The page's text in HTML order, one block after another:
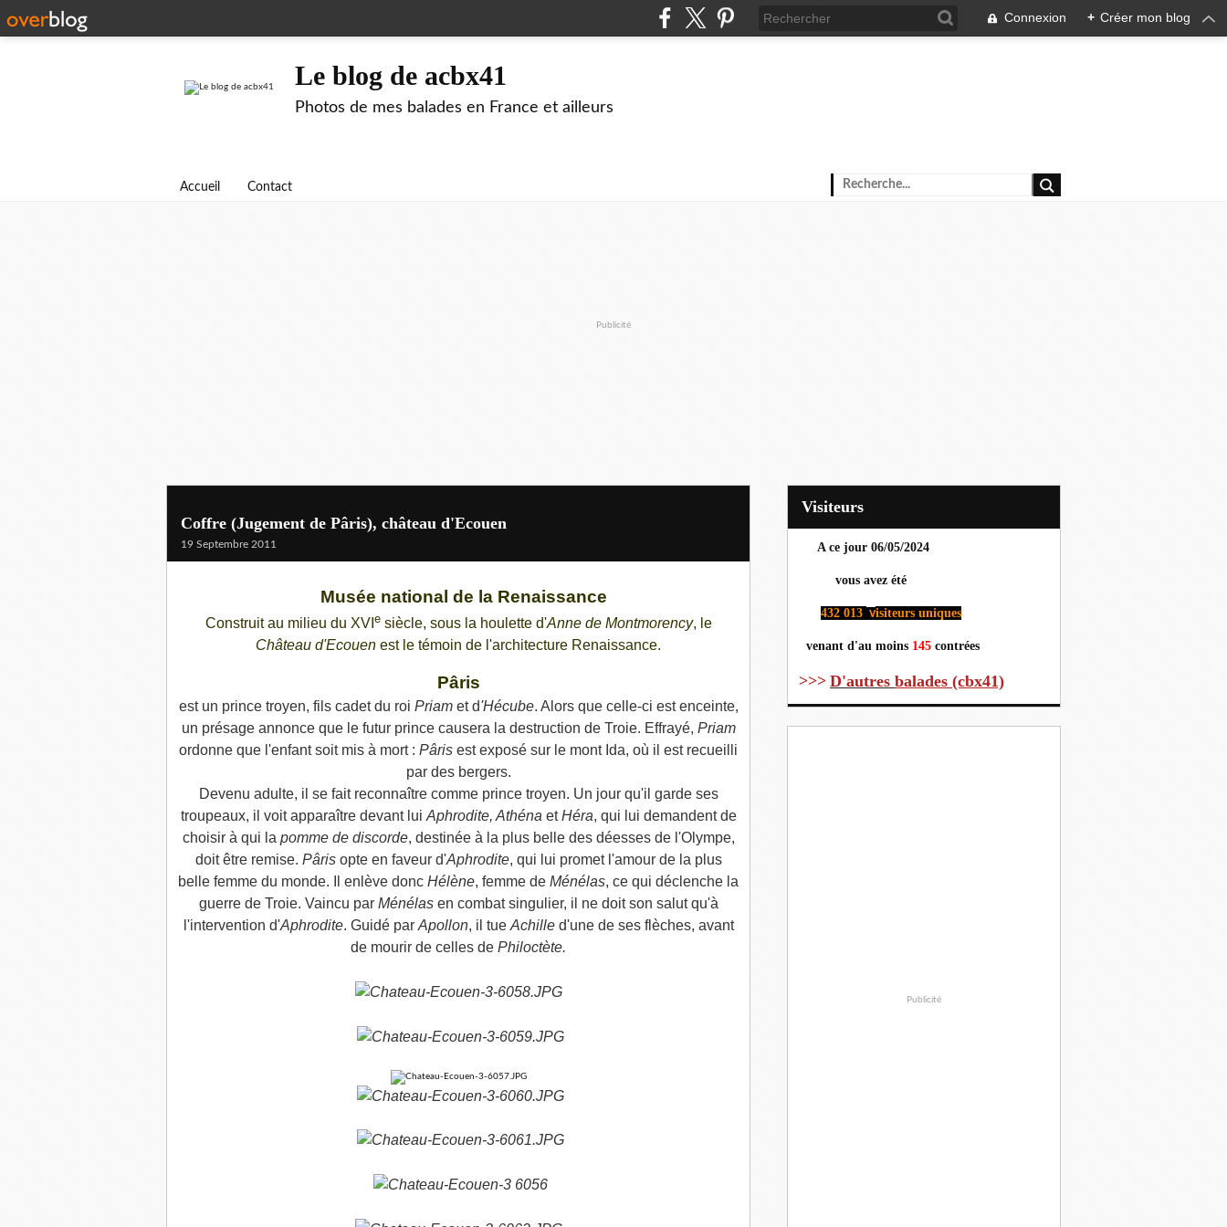
Connexion + Créer mon blog
Le blog de acbx41
Photos de mes balades en France et ailleurs
Accueil Contact
Publicité
Coffre (Jugement de Pâris), château d'Ecouen
19 Septembre 2011
Musée national de la Renaissance
Construit au milieu du XVI esiècle, sous la houlette d'Anne de Montmorency, le
Château d'Ecouen est le témoin de l'architecture Renaissance.
Pâris
est un princetroyen, fils cadet du roi Priamet d'Hécube. Alors que celle-ci est enceinte,
un présage annonce que le futur prince causera la destruction de Troie. Effrayé, Priam
ordonne que l'enfant soit mis à mort : Pâris est exposé sur le mont Ida, où il est recueilli
par des bergers.
Devenu adulte, il se fait reconnaître comme prince troyen. Un jour qu'il garde ses
troupeaux, il voit apparaître devant lui Aphrodite, Athéna etHéra, qui lui demandent de
choisir à qui la pomme de discorde, destinée à la plus belle des déesses de l'Olympe,
doit être remise. Pârisopte en faveur d'Aphrodite, qui lui promet l'amour de la plus
belle femme du monde. Il enlève donc Hélène, femme de Ménélas, ce qui déclenche la
guerre de Troie. Vaincu par Ménélasen combat singulier, il ne doit son salut qu'à
l'intervention d'Aphrodite. Guidé par Apollon, il tue Achilled'une de ses flèches, avant
de mourir de celles de Philoctète.
Visiteurs
A ce jour 06/05/2024
vous avez été
432 013 visiteurs uniques
venant d'au moins 145 contrées
>>> D'autres balades (cbx41)
Publicité